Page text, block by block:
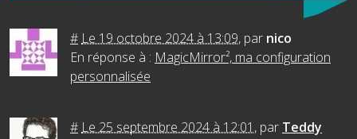
# Le 19 octobre 2024 à 13:09, par nico
En réponse à : MagicMirror², ma configuration
personnalisée
# Le 25 septembre 2024 à 12:01 , par Teddy